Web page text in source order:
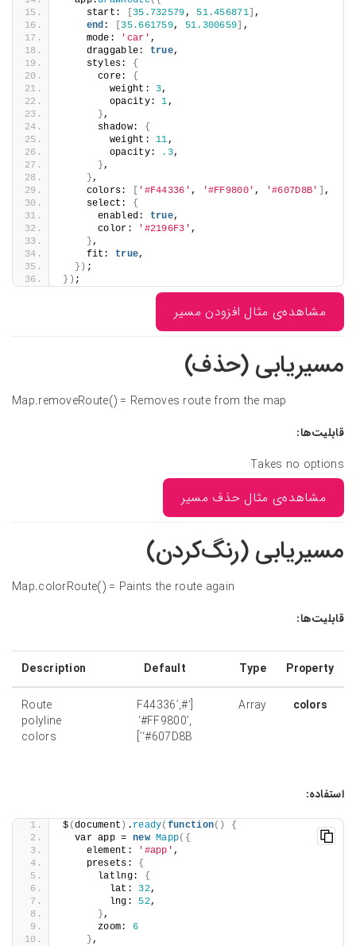
    start:
35.732579, 51.456871] ,
end: 35.661759, 51.300659
,
    mode:
'car' ,
    draggable:
true,
    styles:
{
      core:
{
        weight:
3,
        opacity:
1,
},
      shadow:
{
        weight:
11,
        opacity:
.3,
},
},
    colors:
'#F44336' , '#FF9800' , '#607D8B'
,
    select:
{
      enabled:
true,
      color:
'#2196F3' ,
},
    fit:
true,
}) ;
}) ;
مشاهده‌ی مثال افزودن مسیر
مسیریابی (حذف)
Map.removeRoute() = Removes route from the map
قابلیت‌ها:
Takes no options
مشاهده‌ی مثال حذف مسیر
مسیریابی (رنگ‌کردن)
Map.colorRoute() = Paints the route again
قابلیت‌ها:
Property
Type
Default
Description
colors
Array
[‘#F44336’,
‘#FF9800’,
‘#607D8B’]
Route
polyline
colors
استفاده:
$ (document ) . ready( function()
{
  var app =
new Mapp({
    element:
'#app' ,
    presets:
{
      latlng:
{
        lat:
32,
        lng:
52,
},
      zoom:
6
},